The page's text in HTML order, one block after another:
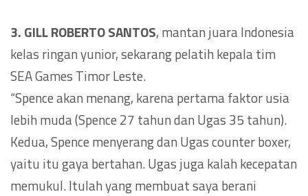
3. GILL ROBERTO SANTOS, mantan juara Indonesia
kelas ringan yunior, sekarang pelatih kepala tim
SEA Games Timor Leste.
“Spence akan menang, karena pertama faktor usia
lebih muda (Spence 27 tahun dan Ugas 35 tahun).
Kedua, Spence menyerang dan Ugas counter boxer,
yaitu itu gaya bertahan. Ugas juga kalah kecepatan
memukul. Itulah yang membuat saya berani